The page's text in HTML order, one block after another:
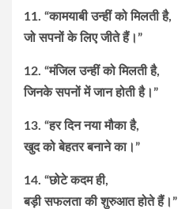
11. “कामयाबी उन्हीं को मिलती है,
जो सपनों के लिए जीते हैं।”
12. “मंजिल उन्हीं को मिलती है,
जिनके सपनों में जान होती है।”
13. “हर दिन नया मौका है,
खुद को बेहतर बनाने का।”
14. “छोटे कदम ही,
बड़ी सफलता की शुरुआत होते हैं।”